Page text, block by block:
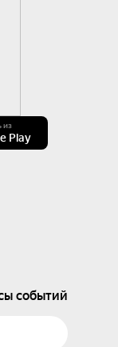
из
Play
событий